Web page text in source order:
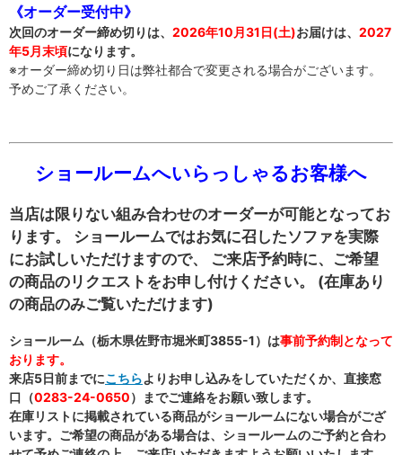
《オーダー受付中》
次回のオーダー締め切りは、 2026年10月31日(土)お届けは、 2027
年5月末頃になります。
※オーダー締め切り日は弊社都合で変更される場合がございます。
予めご了承ください。
ショールームへいらっしゃるお客様へ
当店は限りない組み合わせのオーダーが可能となってお
ります。 ショールームではお気に召したソファを実際
にお試しいただけますので、 ご来店予約時に、ご希望
の商品のリクエストをお申し付けください。 (在庫あり
の商品のみご覧いただけます)
ショールーム（栃木県佐野市堀米町3855-1）は事前予約制となって
おります。
来店5日前までにこちらよりお申し込みをしていただくか、直接窓
口（0283-24-0650）までご連絡をお願い致します。
在庫リストに掲載されている商品がショールームにない場合がござ
います。ご希望の商品がある場合は、ショールームのご予約と合わ